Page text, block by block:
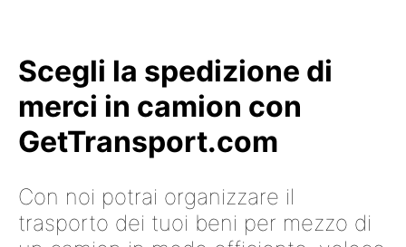
Scegli la spedizione di
merci in camion con
GetTransport.com
Con noi potrai organizzare il
trasporto dei tuoi beni per mezzo di